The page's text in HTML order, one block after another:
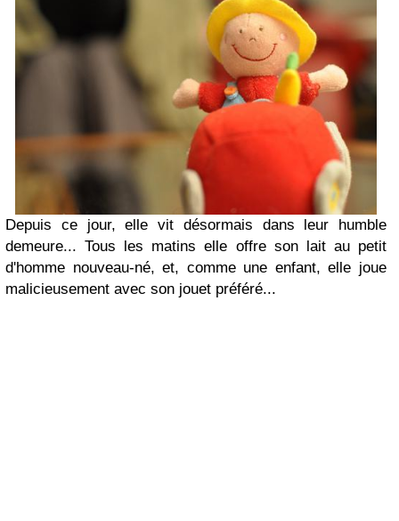
Depuis ce jour, elle vit désormais dans leur humble
demeure... Tous les matins elle offre son lait au petit
d'homme nouveau-né, et, comme une enfant, elle joue
malicieusement avec son jouet préféré...